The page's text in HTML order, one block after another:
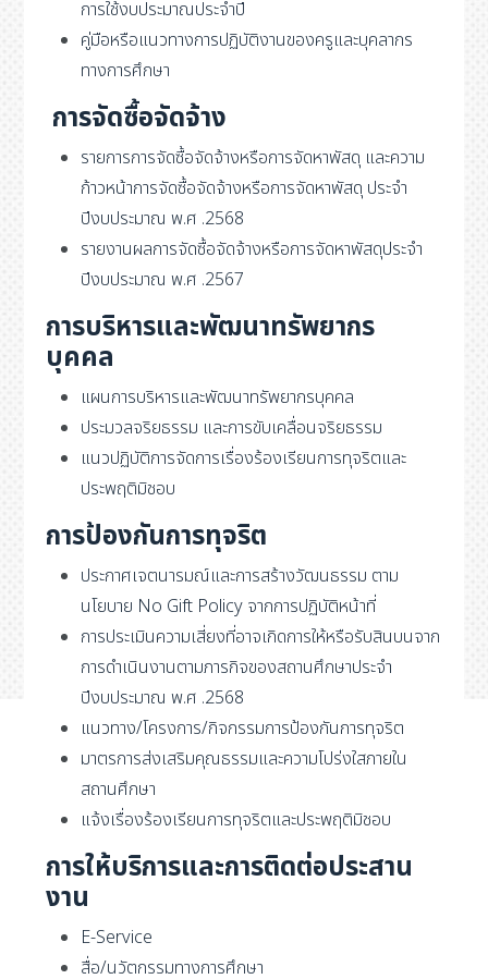
การใช้งบประมาณประจำปี
คู่มือหรือแนวทางการปฏิบัติงานของครูและบุคลากร
ทางการศึกษา
การจัดซื้อจัดจ้าง
รายการการจัดซื้อจัดจ้างหรือการจัดหาพัสดุ และความ
ก้าวหน้าการจัดซื้อจัดจ้างหรือการจัดหาพัสดุ ประจำ
ปีงบประมาณ พ.ศ .2568
รายงานผลการจัดซื้อจัดจ้างหรือการจัดหาพัสดุประจำ
ปีงบประมาณ พ.ศ .2567
การบริหารและพัฒนาทรัพยากร
บุคคล
แผนการบริหารและพัฒนาทรัพยากรบุคคล
ประมวลจริยธรรม และการขับเคลื่อนจริยธรรม
แนวปฏิบัติการจัดการเรื่องร้องเรียนการทุจริตและ
ประพฤติมิชอบ
การป้องกันการทุจริต
ประกาศเจตนารมณ์และการสร้างวัฒนธรรม ตาม
นโยบาย No Gift Policy จากการปฏิบัติหน้าที่
การประเมินความเสี่ยงที่อาจเกิดการให้หรือรับสินบนจาก
การดำเนินงานตามภารกิจของสถานศึกษาประจำ
ปีงบประมาณ พ.ศ .2568
แนวทาง/โครงการ/กิจกรรมการป้องกันการทุจริต
มาตรการส่งเสริมคุณธรรมและความโปร่งใสภายใน
สถานศึกษา
แจ้งเรื่องร้องเรียนการทุจริตและประพฤติมิชอบ
การให้บริการและการติดต่อประสาน
งาน
E-Service
สื่อ/นวัตกรรมทางการศึกษา